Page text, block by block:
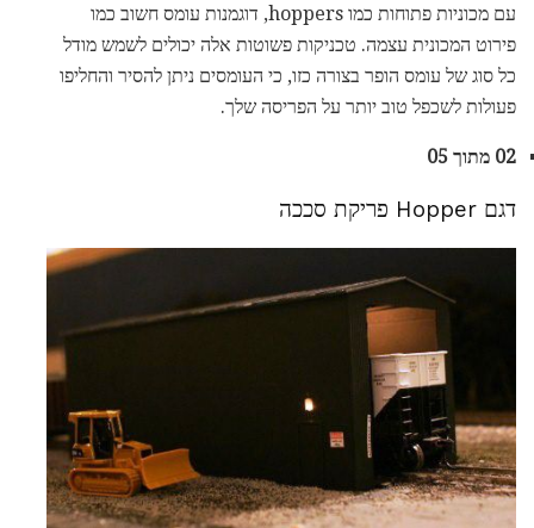
עם מכוניות פתוחות כמו hoppers, דוגמנות עומס חשוב כמו
פירוט המכונית עצמה. טכניקות פשוטות אלה יכולים לשמש מודל
כל סוג של עומס הופר בצורה כזו, כי העומסים ניתן להסיר והחליפו
פעולות לשכפל טוב יותר על הפריסה שלך.
02 מתוך 05
דגם Hopper פריקת סככה